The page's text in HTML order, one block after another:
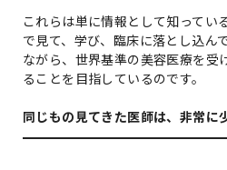
これらは単に情報として知ってい
で見て、学び、臨床に落とし込ん
ながら、世界基準の美容医療を受
ることを目指しているのです。
同じもの見てきた医師は、非常に